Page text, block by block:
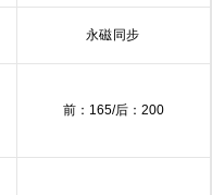
永磁 同步
前：165/后：200